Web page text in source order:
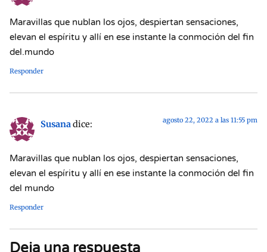
Maravillas que nublan los ojos, despiertan sensaciones,
elevan el espíritu y allí en ese instante la conmoción del fin
del.mundo
Responder
Susanadice: agosto 22, 2022 a las 11:55 pm
Maravillas que nublan los ojos, despiertan sensaciones,
elevan el espíritu y allí en ese instante la conmoción del fin
del mundo
Responder
Deja una respuesta